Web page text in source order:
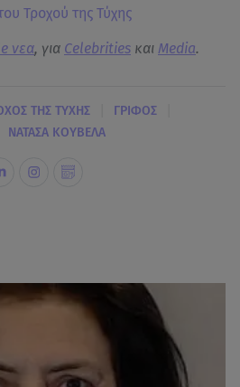
Τροχού της Τύχης
νεα, για Celebrities και Media.
ΤΗΣ ΤΥΧΗΣ ΓΡΙΦΟΣ
ΝΑΤΑΣΑ ΚΟΥΒΕΛΑ